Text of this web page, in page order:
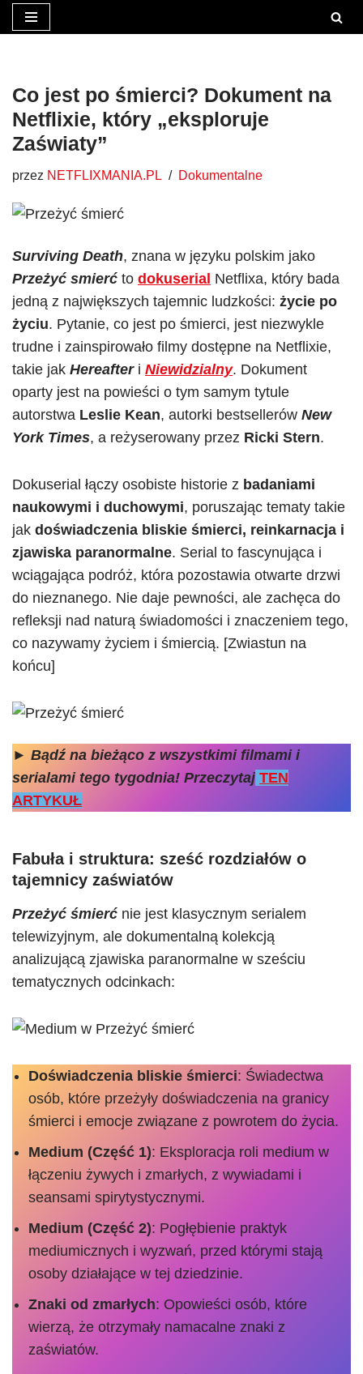
treści
Co jest po śmierci? Dokument na
Netflixie, który „eksploruje
Zaświaty”
przez NETFLIXMANIA.PL Dokumentalne
Surviving Death, znana w języku polskim jako
Przeżyć smierć to dokuserial Netflixa, który bada
jedną z największych tajemnic ludzkości: życie po
życiu. Pytanie, co jest po śmierci, jest niezwykle
trudne i zainspirowało filmy dostępne na Netflixie,
takie jak Hereafteri Niewidzialny. Dokument
oparty jest na powieści o tym samym tytule
autorstwa Leslie Kean, autorki bestsellerów New
York Times, a reżyserowany przez Ricki Stern.
Dokuserial łączy osobiste historie z badaniami
naukowymi i duchowymi, poruszając tematy takie
jak doświadczenia bliskie śmierci, reinkarnacja i
zjawiska paranormalne. Serial to fascynująca i
wciągająca podróż, która pozostawia otwarte drzwi
do nieznanego. Nie daje pewności, ale zachęca do
refleksji nad naturą świadomości i znaczeniem tego,
co nazywamy życiem i śmiercią. [Zwiastun na
końcu]
► Bądź na bieżąco z wszystkimi filmami i
serialamitego tygodnia! Przeczytaj TEN
ARTYKUŁ
Fabuła i struktura: sześć rozdziałów o
tajemnicy zaświatów
Przeżyć śmierć nie jest klasycznym serialem
telewizyjnym, ale dokumentalną kolekcją
analizującą zjawiska paranormalne w sześciu
tematycznych odcinkach:
Doświadczenia bliskie śmierci: Świadectwa
osób, które przeżyły doświadczenia na granicy
śmierci i emocje związane z powrotem do życia.
Medium (Część 1): Eksploracja roli medium w
łączeniu żywych i zmarłych, z wywiadami i
seansami spirytystycznymi.
Medium (Część 2): Pogłębienie praktyk
mediumicznych i wyzwań, przed którymi stają
osoby działające w tej dziedzinie.
Znaki od zmarłych: Opowieści osób, które
wierzą, że otrzymały namacalne znaki z
zaświatów.